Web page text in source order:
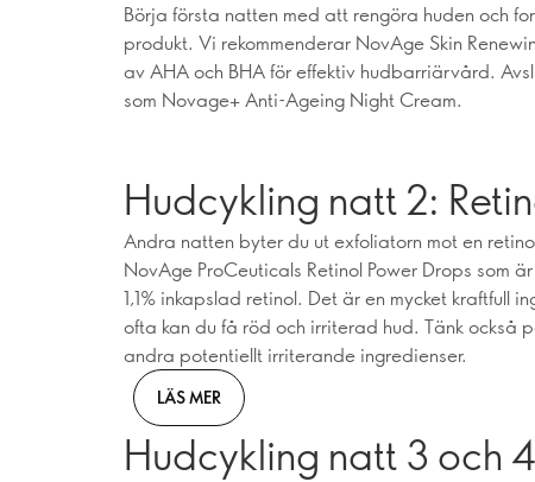
Börja första natten med att rengöra huden och
produkt. Vi rekommenderar NovAge Skin
av AHA och BHA för effektiv hudbarriärvård.
som Novage+ Anti-Ageing Night Cream.
Hudcykling natt 2:
Andra natten byter du ut exfoliatorn mot en
NovAge ProCeuticals Retinol Power Drops som
1,1% inkapslad retinol. Det är en mycket kraftfull
ofta kan du få röd och irriterad hud. Tänk också
andra potentiellt irriterande ingredienser.
LÄS MER
Hudcykling natt 3 och